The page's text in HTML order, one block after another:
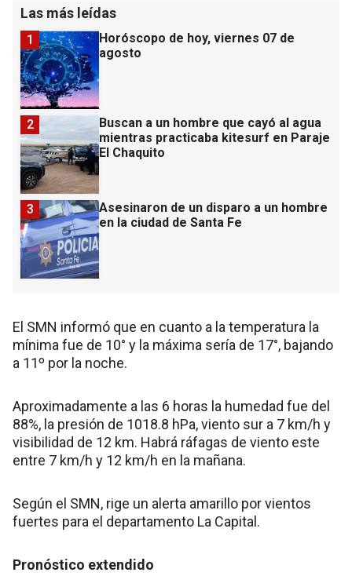
Las más leídas
Horóscopo de hoy, viernes 07 de
agosto
1
Buscan a un hombre que cayó al agua
mientras practicaba kitesurf en Paraje
El Chaquito
2
Asesinaron de un disparo a un hombre
en la ciudad de Santa Fe
3
El SMN informó que en cuanto a la temperatura la
mínima fue de 10° y la máxima sería de 17°, bajando
a 11º por la noche.
Aproximadamente a las 6 horas la humedad fue del
88%, la presión de 1018.8 hPa, viento sur a 7 km/h y
visibilidad de 12 km. Habrá ráfagas de viento este
entre 7 km/h y 12 km/h en la mañana.
Según el SMN, rige un alerta amarillo por vientos
fuertes para el departamento La Capital.
Pronóstico extendido